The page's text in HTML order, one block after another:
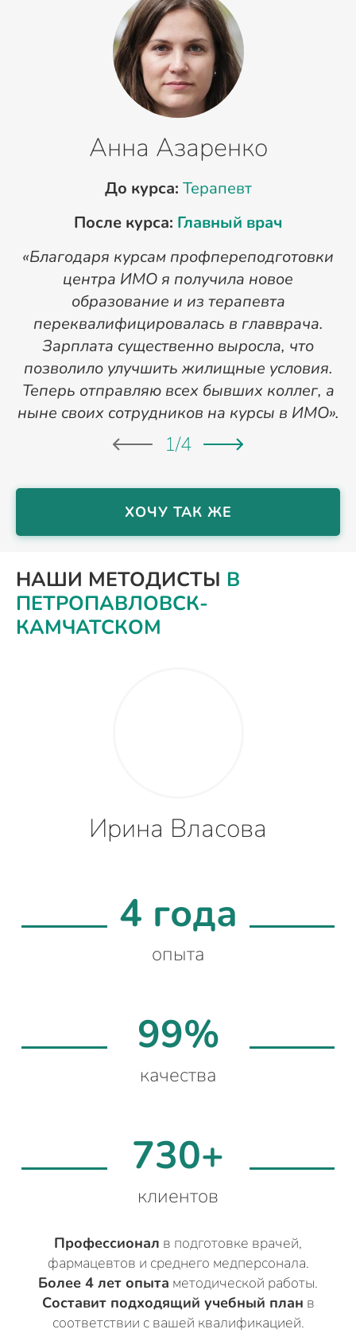
Анна Азаренко
До курса: Терапевт
После курса: Главный врач
«Благодаря курсам профпереподготовки
центра ИМО я получила новое
образование и из терапевта
переквалифицировалась в главврача.
Зарплата существенно выросла, что
позволило улучшить жилищные условия.
Теперь отправляю всех бывших коллег, а
ныне своих сотрудников на курсы в ИМО».
1/4
ХОЧУ ТАК ЖЕ
НАШИ МЕТОДИСТЫ В
ПЕТРОПАВЛОВСК-
КАМЧАТСКОМ
Ирина Власова
4 года
опыта
99%
качества
730+
клиентов
Профессионал в подготовке врачей,
фармацевтов и среднего медперсонала.
Более 4 лет опыта методической работы.
Составит подходящий учебный план в
соответствии с вашей квалификацией.